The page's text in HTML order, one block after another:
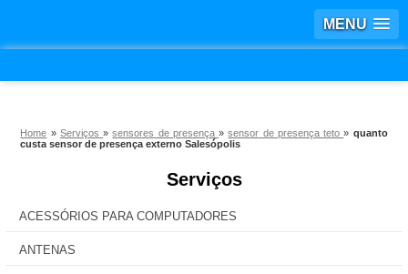
MENU
Home » Serviços»sensores de presença»sensor de presença teto» quanto
custa sensor de presença externo Salesópolis
Serviços
ACESSÓRIOS PARA COMPUTADORES
ANTENAS